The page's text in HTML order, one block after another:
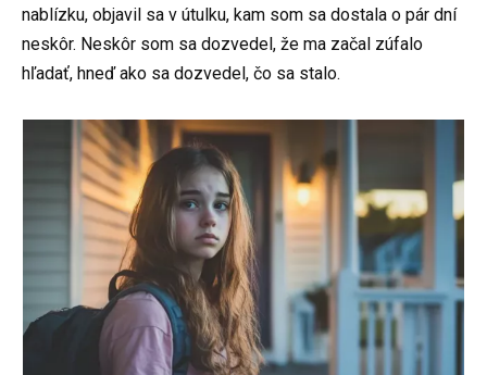
nablízku, objavil sa v útulku, kam som sa dostala o pár dní
neskôr. Neskôr som sa dozvedel, že ma začal zúfalo
hľadať, hneď ako sa dozvedel, čo sa stalo.